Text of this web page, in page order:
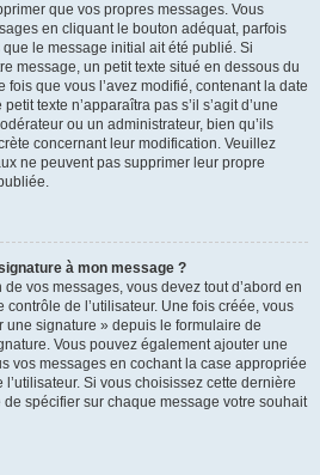
que vos propres messages. Vous
en cliquant le bouton adéquat, parfois
le message initial ait été publié. Si
message, un petit texte situé en dessous du
que vous l’avez modifié, contenant la date
texte n’apparaîtra pas s’il s’agit d’une
ou un administrateur, bien qu’ils
concernant leur modification. Veuillez
ne peuvent pas supprimer leur propre
à mon message ?
vos messages, vous devez tout d’abord en
de l’utilisateur. Une fois créée, vous
une signature » depuis le formulaire de
Vous pouvez également ajouter une
vos messages en cochant la case appropriée
Si vous choisissez cette dernière
spécifier sur chaque message votre souhait